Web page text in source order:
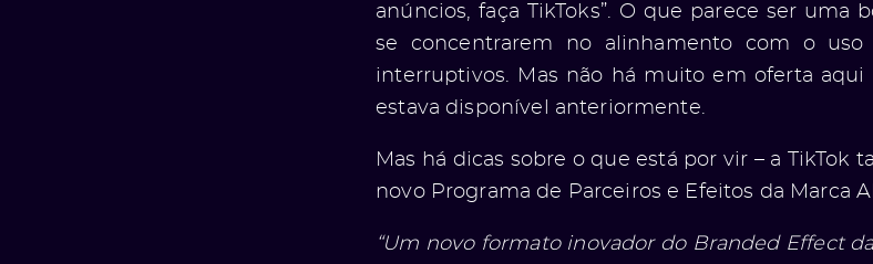
anúncios, faça TikToks”. O que parece ser uma
se concentrarem no alinhamento com o
interruptivos. Mas não há muito em oferta
estava disponível anteriormente.
Mas há dicas sobre o que está por vir – a
novo Programa de Parceiros e Efeitos da Marca
“Um novo formato inovador do Branded Effect